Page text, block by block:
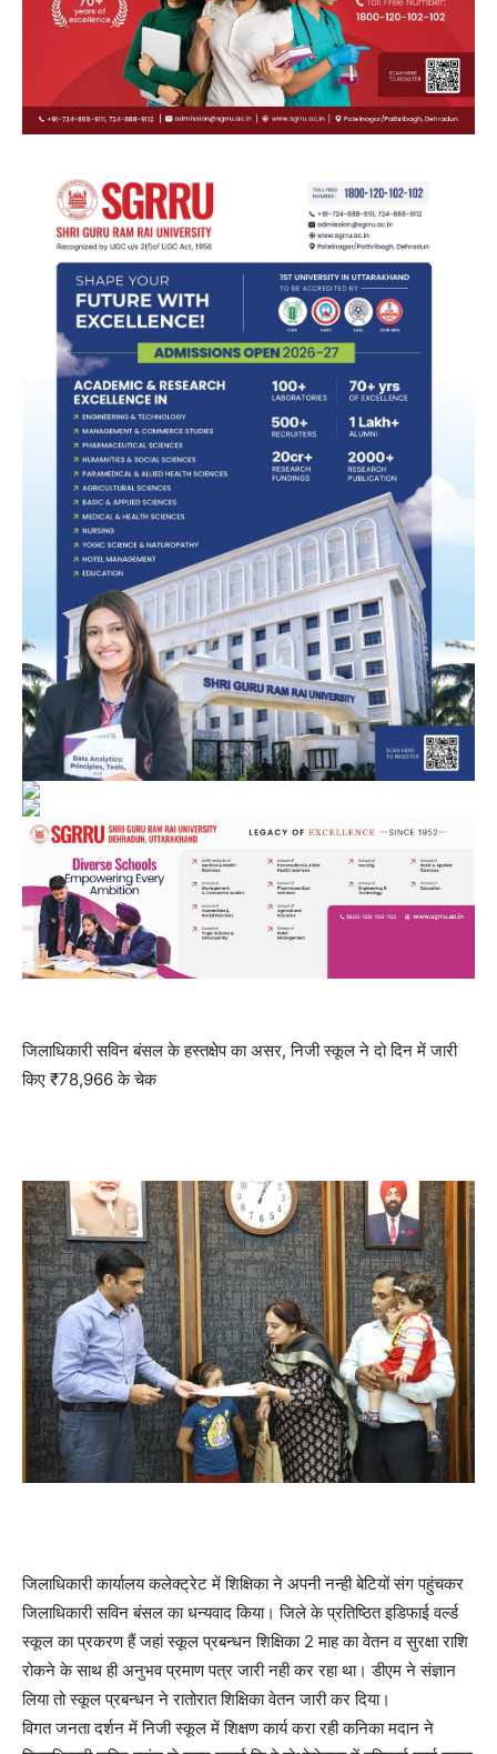
जिलाधिकारी सविन बंसल के हस्तक्षेप का असर, निजी स्कूल ने दो दिन में जारी
किए ₹78,966 के चेक
जिलाधिकारी कार्यालय कलेक्ट्रेट में शिक्षिका ने अपनी नन्ही बेटियों संग पहुंचकर
जिलाधिकारी सविन बंसल का धन्यवाद किया। जिले के प्रतिष्ठित इडिफाई वर्ल्ड
स्कूल का प्रकरण हैं जहां स्कूल प्रबन्धन शिक्षिका 2 माह का वेतन व सुरक्षा राशि
रोकने के साथ ही अनुभव प्रमाण पत्र जारी नही कर रहा था। डीएम ने संज्ञान
लिया तो स्कूल प्रबन्धन ने रातोरात शिक्षिका वेतन जारी कर दिया।
विगत जनता दर्शन में निजी स्कूल में शिक्षण कार्य करा रही कनिका मदान ने